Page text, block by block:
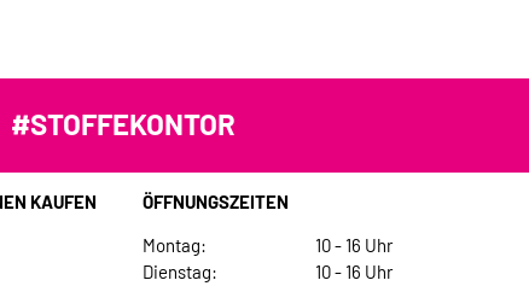
#STOFFEKONTOR
KAUFEN
ÖFFNUNGSZEITEN
Montag:
10 - 16 Uhr
Dienstag:
10 - 16 Uhr